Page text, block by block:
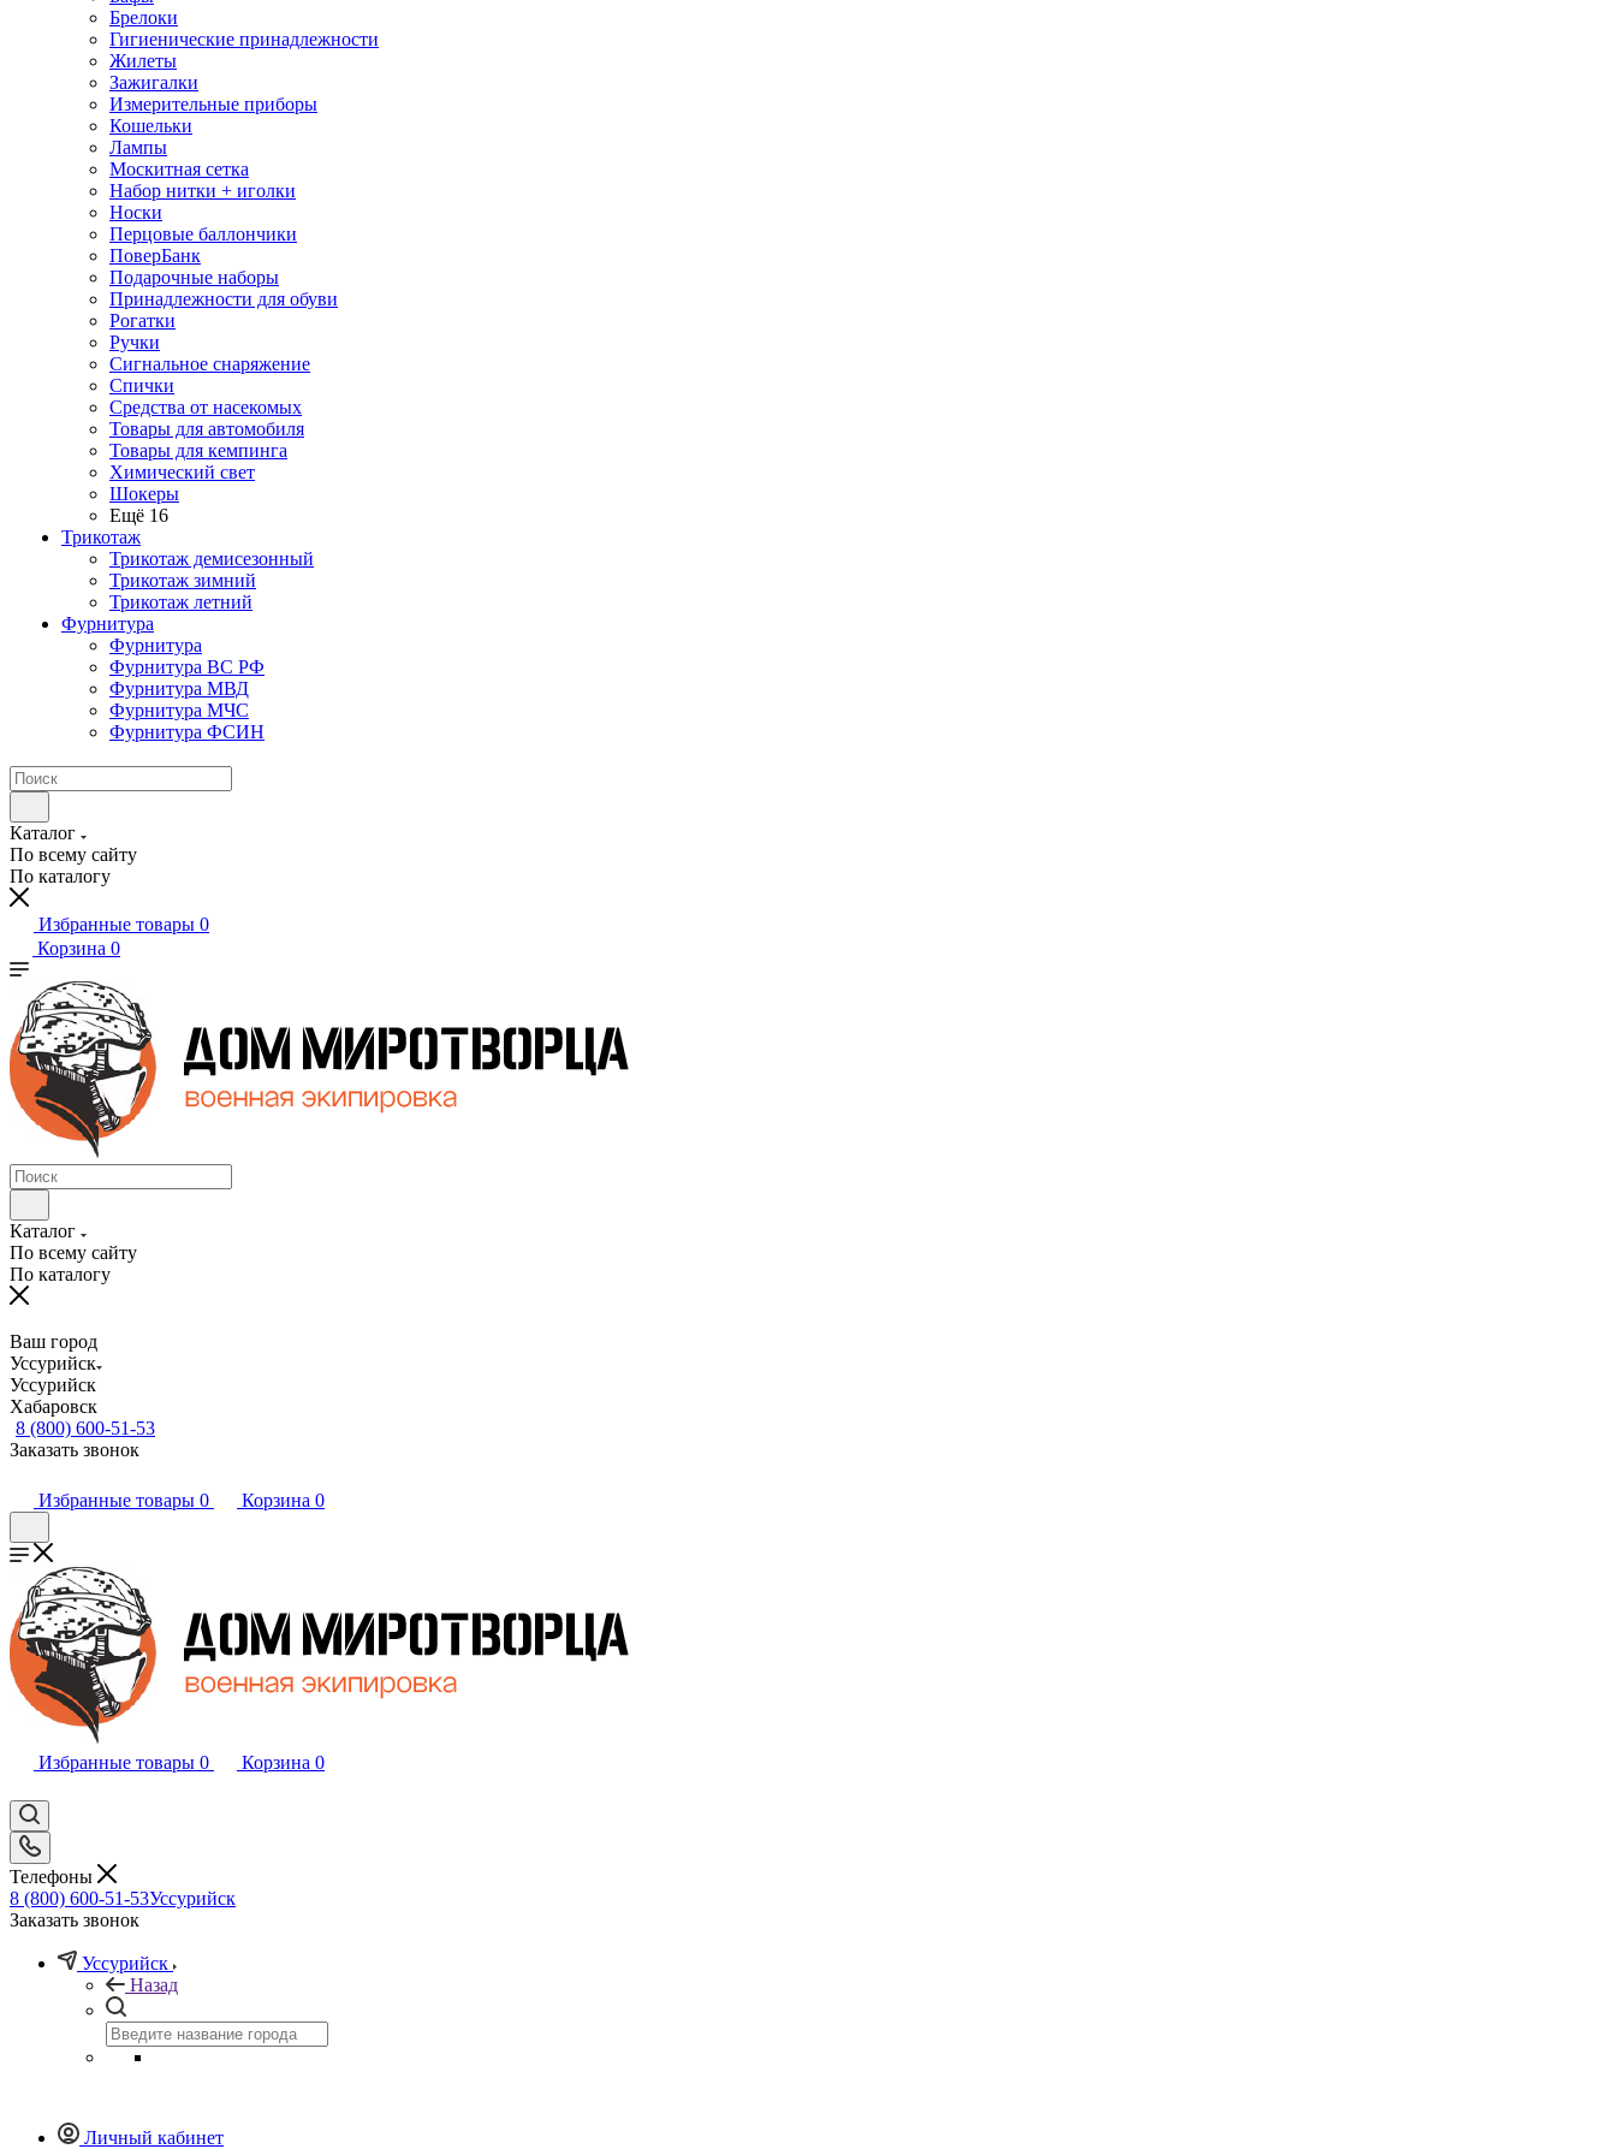
Брелоки
Гигиенические принадлежности
Жилеты
Зажигалки
Измерительные приборы
Кошельки
Лампы
Москитная сетка
Набор нитки + иголки
Носки
Перцовые баллончики
ПоверБанк
Подарочные наборы
Принадлежности для обуви
Рогатки
Ручки
Сигнальное снаряжение
Спички
Средства от насекомых
Товары для автомобиля
Товары для кемпинга
Химический свет
Шокеры
Ещё 16
Трикотаж
Трикотаж демисезонный
Трикотаж зимний
Трикотаж летний
Фурнитура
Фурнитура
Фурнитура ВС РФ
Фурнитура МВД
Фурнитура МЧС
Фурнитура ФСИН
Каталог
По всему сайту
По каталогу
Избранные товары 0
Корзина 0
Каталог
По всему сайту
По каталогу
Ваш город
Уссурийск
Уссурийск
Хабаровск
8 (800) 600-51-53
Заказать звонок
Избранные товары 0 Корзина 0
Избранные товары 0 Корзина 0
Телефоны
8 (800) 600-51-53Уссурийск
Заказать звонок
Уссурийск
Назад
Личный кабинет